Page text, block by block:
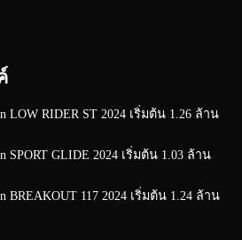
LOW RIDER ST 2024 เริ่มต้น 1.26 ล้าน
SPORT GLIDE 2024 เริ่มต้น 1.03 ล้าน
BREAKOUT 117 2024 เริ่มต้น 1.24 ล้าน